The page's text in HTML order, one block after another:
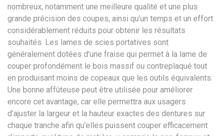
nombreux, notamment une meilleure qualité et une plus
grande précision des coupes, ainsi qu’un temps et un effort
considérablement réduits pour obtenir les résultats
souhaités. Les lames de scies portatives sont
généralement dotées d’une fraise qui permet à la lame de
couper profondément le bois massif ou contreplaqué tout
en produisant moins de copeaux que les outils équivalents.
Une bonne affûteuse peut être utilisée pour améliorer
encore cet avantage, car elle permettra aux usagers
d’ajuster la largeur et la hauteur exactes des dentures sur
chaque tranche afin qu’elles puissent couper efficacement